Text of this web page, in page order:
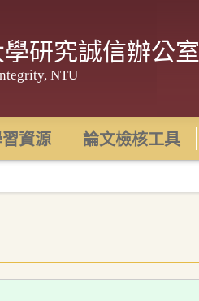
研究誠信辦公室
NTU
資源 論文檢核工具